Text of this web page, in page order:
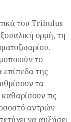
του Tribulus
ορμή, τη
το
της
τα
τις
αντρών
να αυξήσει